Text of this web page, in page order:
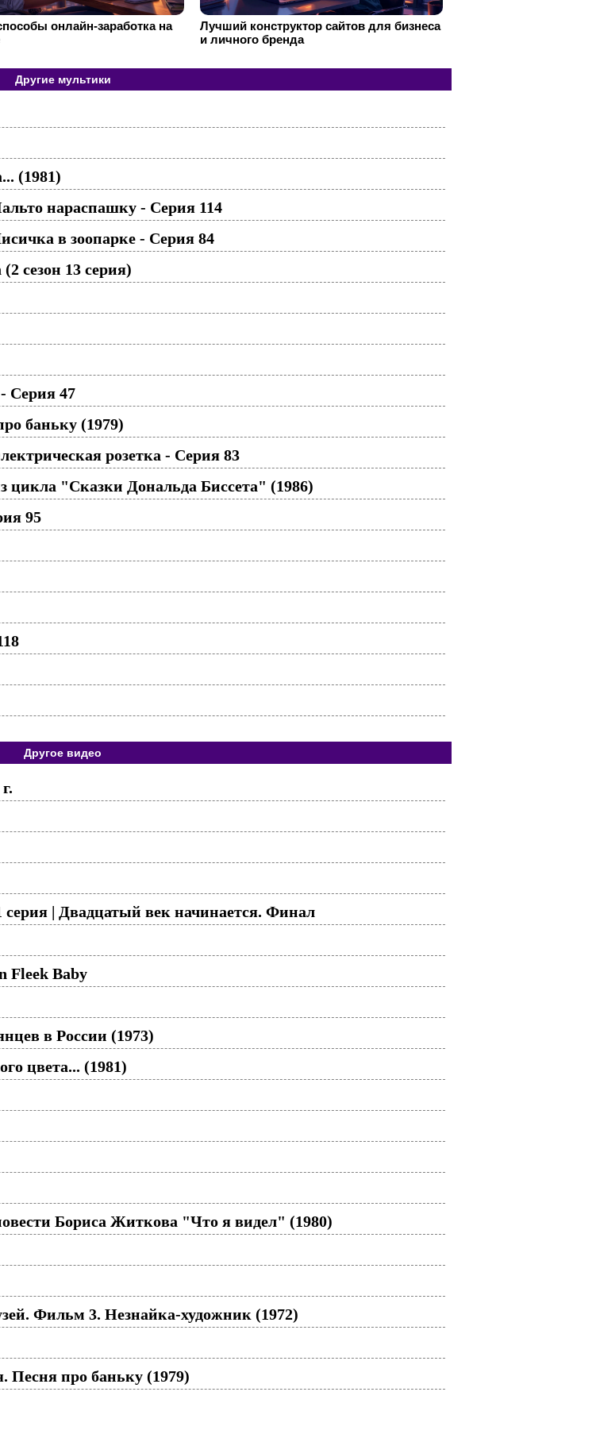
онлайн-заработка на
Лучший конструктор сайтов для бизнеса
и личного бренда
Другие мультики
(1981)
нараспашку - Серия 114
в зоопарке - Серия 84
сезон 13 серия)
Серия 47
баньку (1979)
розетка - Серия 83
цикла "Сказки Дональда Биссета" (1986)
95
Другое видео
| Двадцатый век начинается. Финал
Fleek Baby
в России (1973)
цвета... (1981)
Бориса Житкова "Что я видел" (1980)
Фильм 3. Незнайка-художник (1972)
Песня про баньку (1979)